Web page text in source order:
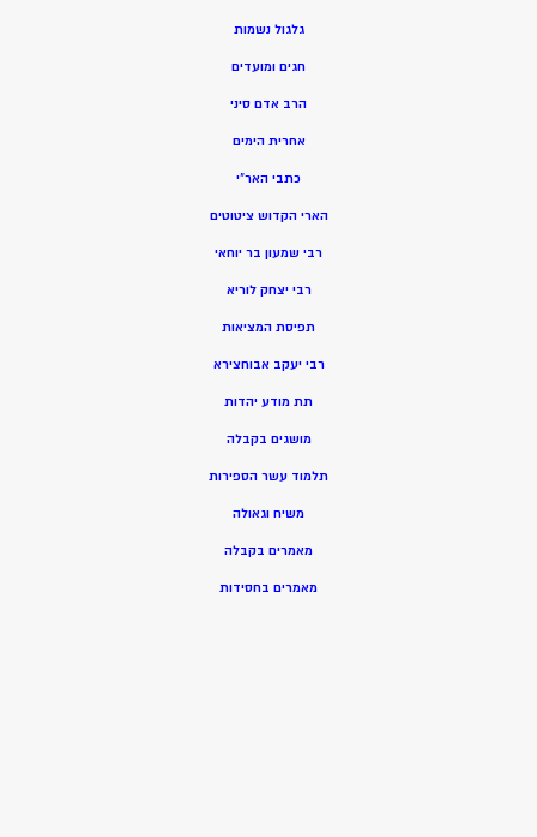
גלגול נשמות
חגים ומועדים
הרב אדם סיני
אחרית הימים
כתבי האר”י
הארי הקדוש ציטוטים
רבי שמעון בר יוחאי
רבי יצחק לוריא
תפיסת המציאות
רבי יעקב אבוחצירא
תת מודע יהדות
מושגים בקבלה
תלמוד עשר הספירות
משיח וגאולה
מאמרים בקבלה
מאמרים בחסידות